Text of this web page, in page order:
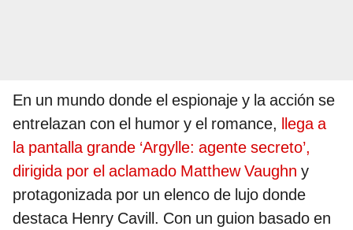
En un mundo donde el espionaje y la acción se
entrelazan con el humor y el romance, llega a
la pantalla grande ‘Argylle: agente secreto’,
dirigida por el aclamado Matthew Vaughn y
protagonizada por un elenco de lujo donde
destaca Henry Cavill. Con un guion basado en